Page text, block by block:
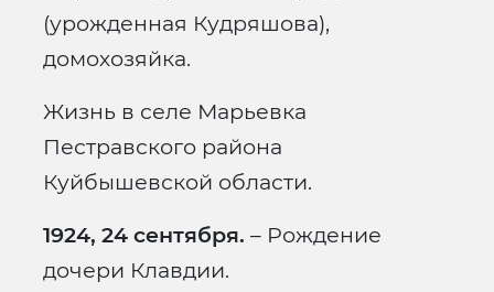
(урожденная Кудряшова),
домохозяйка.
Жизнь в селе Марьевка
Пестравского района
Куйбышевской области.
1924, 24 сентября. – Рождение
дочери Клавдии.